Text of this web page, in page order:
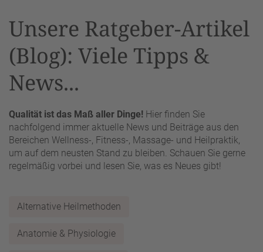
Unsere Ratgeber-Artikel
(Blog): Viele Tipps &
News...
Qualität ist das Maß aller Dinge! Hier finden Sie
nachfolgend immer aktuelle News und Beiträge aus den
Bereichen Wellness-, Fitness-, Massage- und Heilpraktik,
um auf dem neusten Stand zu bleiben. Schauen Sie gerne
regelmäßig vorbei und lesen Sie, was es Neues gibt!
Alternative Heilmethoden
Anatomie & Physiologie